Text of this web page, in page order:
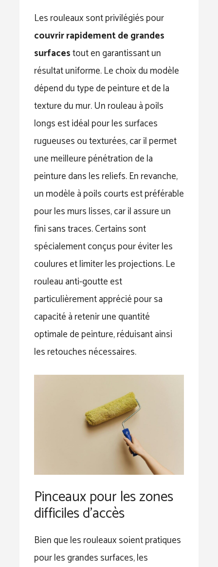
Les rouleaux sont privilégiés pour
couvrir rapidement de grandes
surfacestout en garantissant un
résultat uniforme. Le choix du modèle
dépend du type de peinture et de la
texture du mur. Un rouleau à poils
longs est idéal pour les surfaces
rugueuses ou texturées, car il permet
une meilleure pénétration de la
peinture dans les reliefs. En revanche,
un modèle à poils courts est préférable
pour les murs lisses, car il assure un
fini sans traces. Certains sont
spécialement conçus pour éviter les
coulures et limiter les projections. Le
rouleau anti-goutte est
particulièrement apprécié pour sa
capacité à retenir une quantité
optimale de peinture, réduisant ainsi
les retouches nécessaires.
Pinceaux pour les zones
difficiles d’accès
Bien que les rouleaux soient pratiques
pour les grandes surfaces, les